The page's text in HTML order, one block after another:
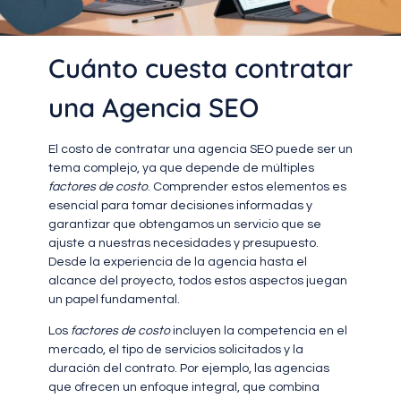
Cuánto cuesta contratar
una Agencia SEO
El costo de contratar una agencia SEO puede ser un
tema complejo, ya que depende de múltiples
factores de costo. Comprender estos elementos es
esencial para tomar decisiones informadas y
garantizar que obtengamos un servicio que se
ajuste a nuestras necesidades y presupuesto.
Desde la experiencia de la agencia hasta el
alcance del proyecto, todos estos aspectos juegan
un papel fundamental.
Los factores de costoincluyen la competencia en el
mercado, el tipo de servicios solicitados y la
duración del contrato. Por ejemplo, las agencias
que ofrecen un enfoque integral, que combina